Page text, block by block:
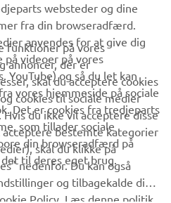
om de seneste tilbud, særlige
meget mere.
DIG
lære, hvordan vi behandler dine
websteder og dine
fra din browseradfærd.
anvendes for at give dig
videoer på vores
YouTube) og så du let kan
vores hjemmeside på sociale
Det er cookies fra tredjeparts
som tillader sociale
din browseradfærd på
til deres eget brug.
funktioner på vores
annoncer, der er
skal du acceptere cookies
cookies til sociale medier
du ikke vil acceptere disse
bestemte kategorier
skal du klikke på
nedenfor. Du kan også
og tilbagekalde dit
Policy. Læs denne politik